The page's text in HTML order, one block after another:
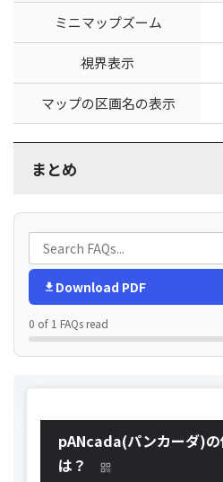
ミニマップズーム
視界表示
マップの区画名の表示
まとめ
Download PDF
0 of 1 FAQs read
pANcada(パンカーダ)の
は？